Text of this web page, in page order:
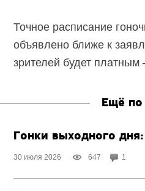
Точное расписание
объявлено ближе к
зрителей будет платным
Ещё по
Гонки выходного
30 июля 2026 647 1